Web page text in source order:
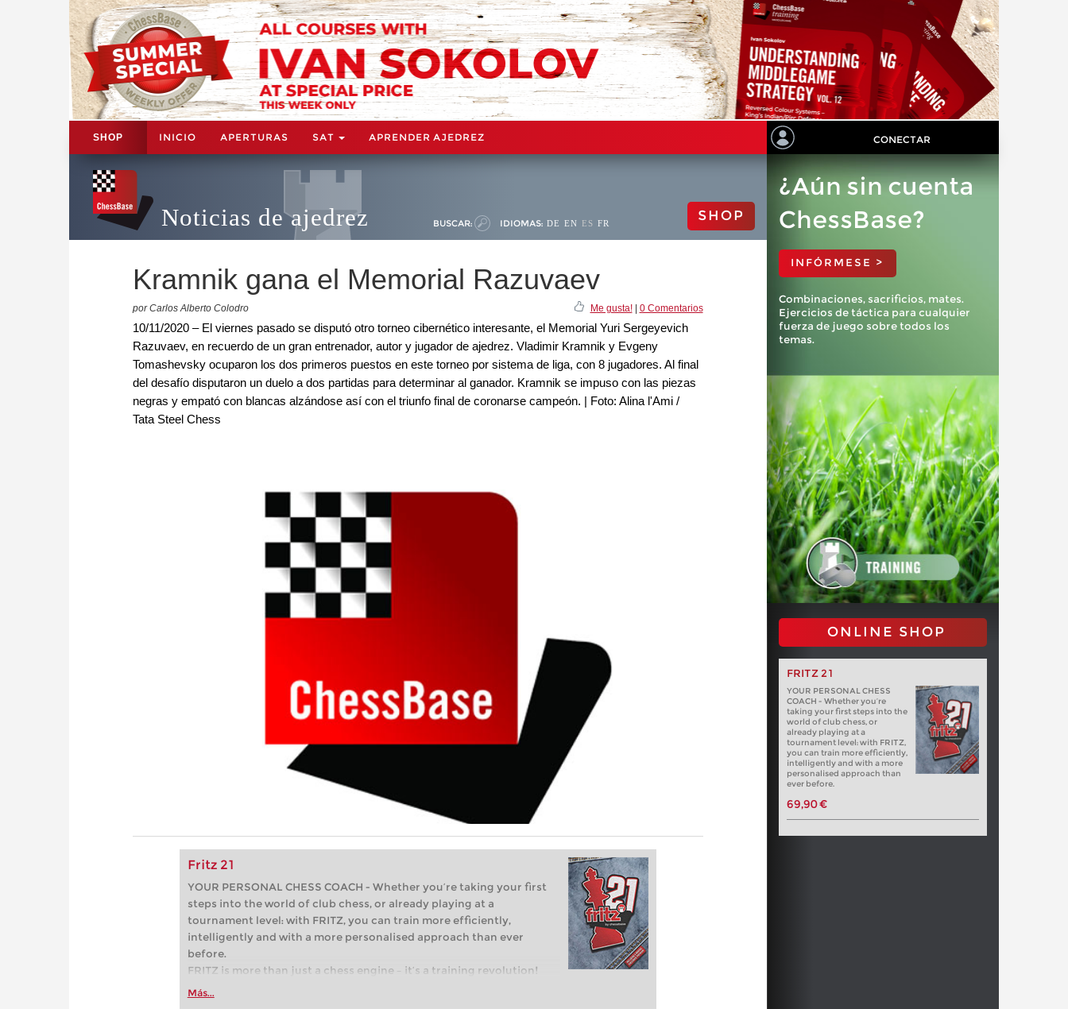
SHOP INICIO APERTURAS SAT APRENDER AJEDREZ CONECTAR
Noticias de ajedrez BUSCAR: IDIOMAS: DE EN ES FR SHOP
Kramnik gana el Memorial Razuvaev
por Carlos Alberto Colodro Me gusta!| 0 Comentarios
10/11/2020 – El viernes pasado se disputó otro torneo cibernético interesante, el Memorial Yuri Sergeyevich
Razuvaev, en recuerdo de un gran entrenador, autor y jugador de ajedrez. Vladimir Kramnik y Evgeny
Tomashevsky ocuparon los dos primeros puestos en este torneo por sistema de liga, con 8 jugadores. Al final
del desafío disputaron un duelo a dos partidas para determinar al ganador. Kramnik se impuso con las piezas
negras y empató con blancas alzándose así con el triunfo final de coronarse campeón. | Foto: Alina l'Ami /
Tata Steel Chess
Fritz 21
YOUR PERSONAL CHESS COACH - Whether you’re taking your first
steps into the world of club chess, or already playing at a
tournament level: with FRITZ, you can train more efficiently,
intelligently and with a more personalised approach than ever
before.
FRITZ is more than just a chess engine – it’s a training revolution!
Whether you’re taking your first steps into the world of club chess,
Más...
¿Aún sin cuenta
ChessBase?
INFÓRMESE >
Combinaciones, sacrificios, mates.
Ejercicios de táctica para cualquier
fuerza de juego sobre todos los
temas.
ONLINE SHOP
FRITZ 21
YOUR PERSONAL CHESS
COACH - Whether you’re
taking your first steps into the
world of club chess, or
already playing at a
tournament level: with FRITZ,
you can train more efficiently,
intelligently and with a more
personalised approach than
ever before.
69,90 €